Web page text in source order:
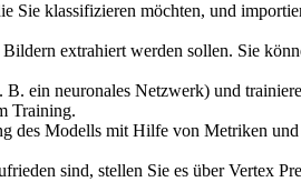
Sie klassifizieren möchten, und
extrahiert werden sollen. Sie
ein neuronales Netzwerk) und
Training.
des Modells mit Hilfe von Metriken
sind, stellen Sie es über Vertex